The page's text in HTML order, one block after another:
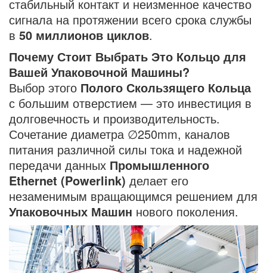
стабильный контакт и неизменное качество
сигнала на протяжении всего срока службы
в 50 миллионов циклов.
Почему Стоит Выбрать Это Кольцо для
Вашей Упаковочной Машины?
Выбор этого Полого Скользящего Кольца
с большим отверстием — это инвестиция в
долговечность и производительность.
Сочетание диаметра ∅250mm, каналов
питания различной силы тока и надежной
передачи данных Промышленного
Ethernet (Powerlink) делает его
незаменимым вращающимся решением для
Упаковочных Машин нового поколения.